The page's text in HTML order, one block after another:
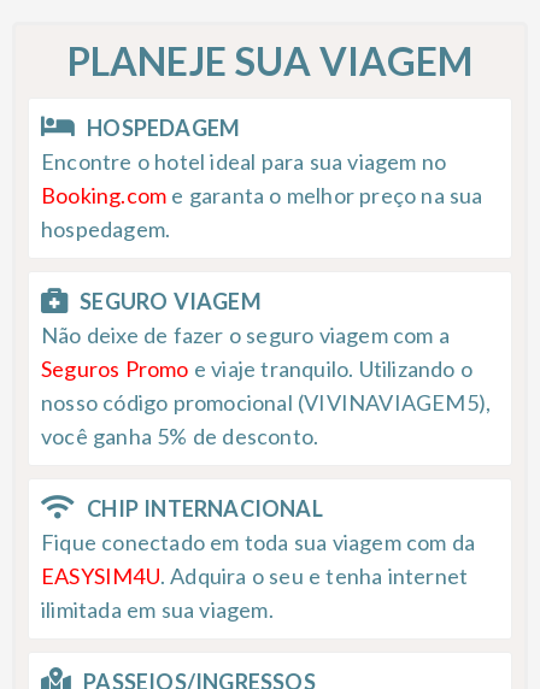
PLANEJE SUA VIAGEM
HOSPEDAGEM
Encontre o hotel ideal para sua viagem no
Booking.com e garanta o melhor preço na sua
hospedagem.
SEGURO VIAGEM
Não deixe de fazer o seguro viagem com a
Seguros Promo e viaje tranquilo. Utilizando o
nosso código promocional (VIVINAVIAGEM5),
você ganha 5% de desconto.
CHIP INTERNACIONAL
Fique conectado em toda sua viagem com da
EASYSIM4U. Adquira o seu e tenha internet
ilimitada em sua viagem.
PASSEIOS/INGRESSOS